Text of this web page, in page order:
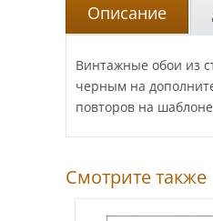
Описание
Винтажные обои из
черным на
повторов на
Смотрите также